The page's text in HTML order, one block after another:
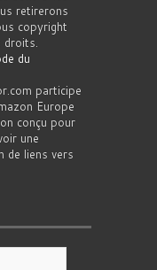
retirerons
copyright
droits.
du
participe
Europe
conçu pour
une
de liens vers